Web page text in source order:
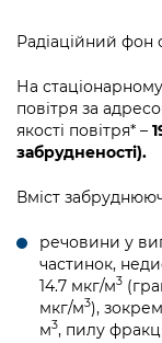
Київська
Важливе під
Радіаційний фон
На
повітря за
якості повітря* –
забрудненості).
Вміст
речовини у
частинок,
14.7 мкг/м3
мкг/м3),
м3, пилу